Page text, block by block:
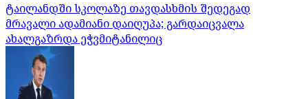
ტაილანდში სკოლაზე თავდასხმის შედეგად
მრავალი ადამიანი დაიღუპა; გარდაიცვალა
ახალგაზრდა ეჭვმიტანილიც